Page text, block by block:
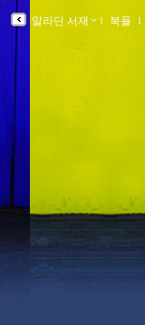
알라딘 서재 ｌ 북플 ｌ